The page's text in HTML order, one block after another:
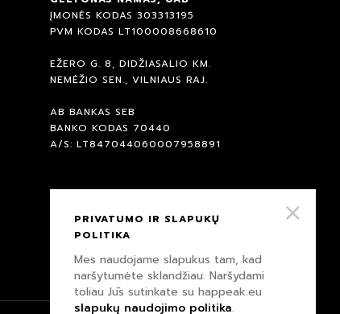
ĮMONĖS KODAS 303313195
PVM KODAS LT100008668610
EŽERO G. 8, DIDŽIASALIO KM.
NEMĖŽIO SEN., VILNIAUS RAJ.
AB BANKAS SEB
BANKO KODAS 70440
A/S: LT847044060007958891
PRIVATUMO IR SLAPUKŲ
POLITIKA
Mes naudojame slapukus tam, kad
naršytumėte sklandžiau. Naršydami
toliau Jūs sutinkate su happeak.eu
slapukų naudojimo politika.